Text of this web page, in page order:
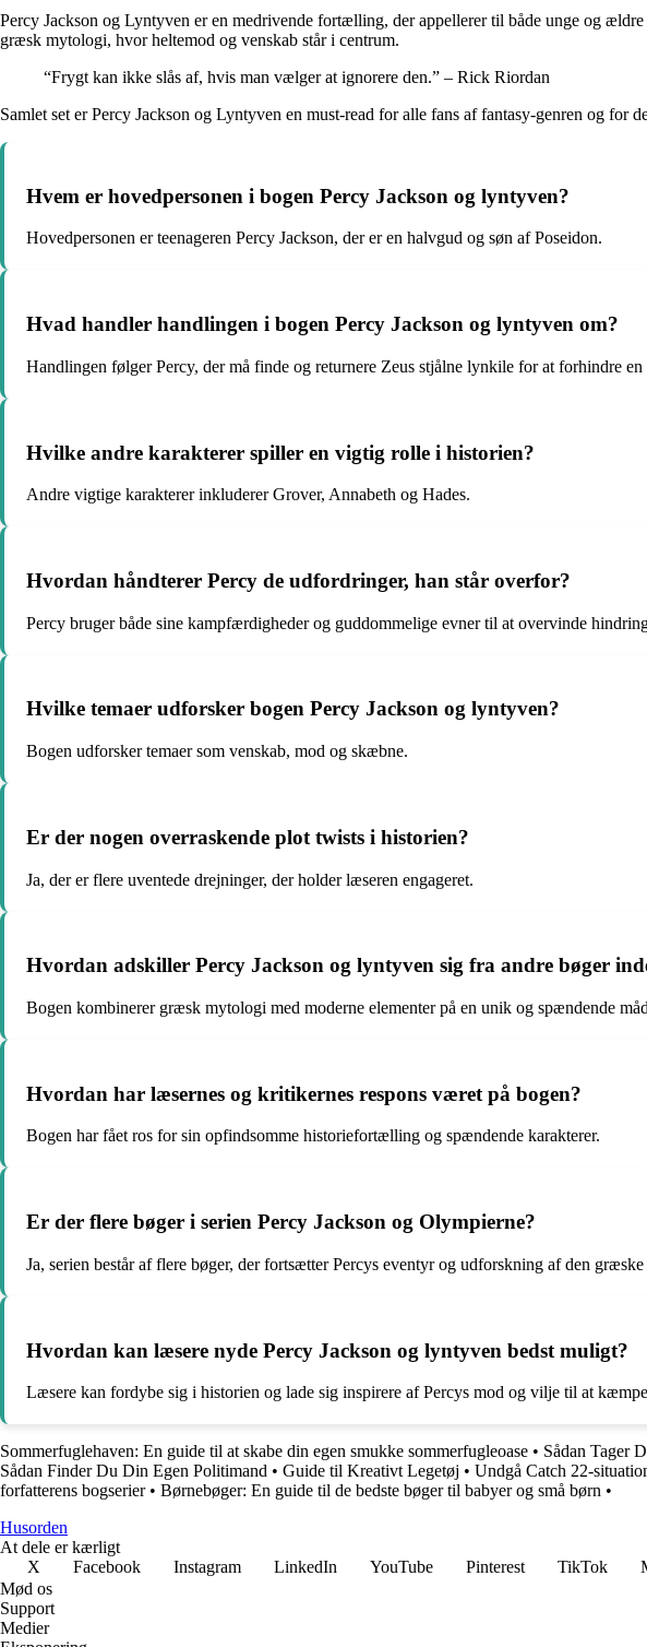
Percy Jackson og Lyntyven er en medrivende fortælling, der appellerer til både unge og
græsk mytologi, hvor heltemod og venskab står i centrum.
“Frygt kan ikke slås af, hvis man vælger at ignorere den.” – Rick Riordan
Samlet set er Percy Jackson og Lyntyven en must-read for alle fans af fantasy-genren og
Hvem er hovedpersonen i bogen Percy Jackson og lyntyven?
Hovedpersonen er teenageren Percy Jackson, der er en halvgud og søn af Poseidon.
Hvad handler handlingen i bogen Percy Jackson og lyntyven om?
Handlingen følger Percy, der må finde og returnere Zeus stjålne lynkile for at forhindre
Hvilke andre karakterer spiller en vigtig rolle i historien?
Andre vigtige karakterer inkluderer Grover, Annabeth og Hades.
Hvordan håndterer Percy de udfordringer, han står overfor?
Percy bruger både sine kampfærdigheder og guddommelige evner til at overvinde
Hvilke temaer udforsker bogen Percy Jackson og lyntyven?
Bogen udforsker temaer som venskab, mod og skæbne.
Er der nogen overraskende plot twists i historien?
Ja, der er flere uventede drejninger, der holder læseren engageret.
Hvordan adskiller Percy Jackson og lyntyven sig fra andre bøger
Bogen kombinerer græsk mytologi med moderne elementer på en unik og spændende
Hvordan har læsernes og kritikernes respons været på bogen?
Bogen har fået ros for sin opfindsomme historiefortælling og spændende karakterer.
Er der flere bøger i serien Percy Jackson og Olympierne?
Ja, serien består af flere bøger, der fortsætter Percys eventyr og udforskning af den
Hvordan kan læsere nyde Percy Jackson og lyntyven bedst muligt?
Læsere kan fordybe sig i historien og lade sig inspirere af Percys mod og vilje til at
Sommerfuglehaven: En guide til at skabe din egen smukke sommerfugleoase • Sådan Tager
Sådan Finder Du Din Egen Politimand • Guide til Kreativt Legetøj • Undgå Catch 22-
forfatterens bogserier• Børnebøger: En guide til de bedste bøger til babyer og små børn •
Husorden
At dele er kærligt
X
Facebook Instagram LinkedIn YouTube Pinterest TikTok
Mød os
Support
Medier